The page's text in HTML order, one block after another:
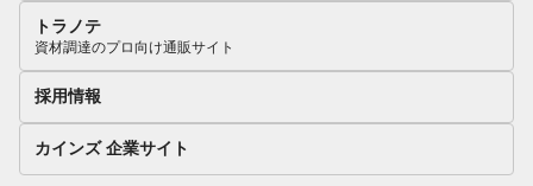
トラノテ
資材調達のプロ向け通販サイト
採用情報
カインズ 企業サイト